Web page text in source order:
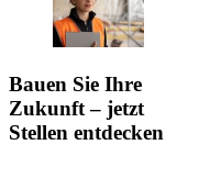
Bauen Sie Ihre
Zukunft – jetzt
Stellen entdecken